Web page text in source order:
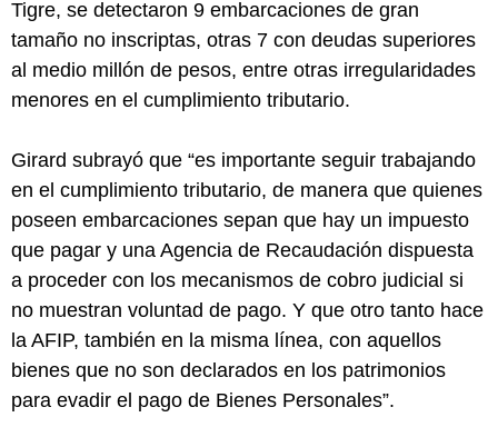
Tigre, se detectaron 9 embarcaciones de gran
tamaño no inscriptas, otras 7 con deudas superiores
al medio millón de pesos, entre otras irregularidades
menores en el cumplimiento tributario.
Girard subrayó que “es importante seguir trabajando
en el cumplimiento tributario, de manera que quienes
poseen embarcaciones sepan que hay un impuesto
que pagar y una Agencia de Recaudación dispuesta
a proceder con los mecanismos de cobro judicial si
no muestran voluntad de pago. Y que otro tanto hace
la AFIP, también en la misma línea, con aquellos
bienes que no son declarados en los patrimonios
para evadir el pago de Bienes Personales”.